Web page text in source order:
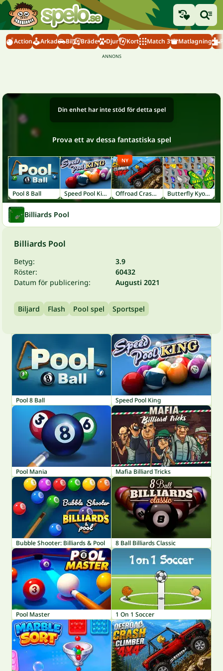
Action Arkad Bil Bräde Djur Kort Match 3 Matlagning
Din enhet har inte stöd för detta spel
Prova ett av dessa fantastiska spel
Pool 8 Ball Speed Pool King Offroad Crash Climber 4X4
NY
Butterfly Kyodai
Billiards Pool
Billiards Pool
Betyg:
3.9
Röster:
60432
Datum för publicering:
Augusti 2021
Biljard Flash Pool spel Sportspel
Pool 8 Ball Speed Pool King
Pool Mania Mafia Billiard Tricks
Bubble Shooter: Billiards & Pool 8 Ball Billiards Classic
Pool Master 1 On 1 Soccer